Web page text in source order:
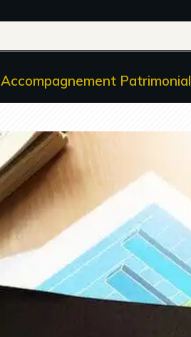
Accompagnement Patrimonial